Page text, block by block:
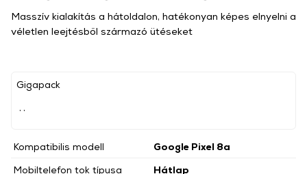
Gigapack
Kompatibilis modell
Google Pixel 8a
Mobiltelefon tok típusa
Hátlap
Masszív kialakítás a hátoldalon, hatékonyan képes elnyelni a
véletlen leejtésből származó ütéseket